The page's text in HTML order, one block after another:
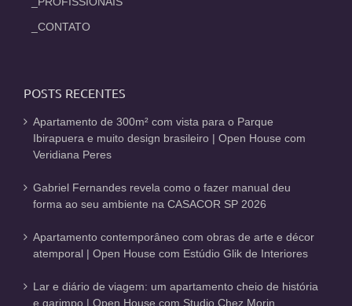
_CONTATO
POSTS RECENTES
Apartamento de 300m² com vista para o Parque
Ibirapuera e muito design brasileiro | Open House com
Veridiana Peres
Gabriel Fernandes revela como o fazer manual deu
forma ao seu ambiente na CASACOR SP 2026
Apartamento contemporâneo com obras de arte e décor
atemporal | Open House com Estúdio Glik de Interiores
Lar e diário de viagem: um apartamento cheio de história
e garimpo | Open House com Studio Chez Morin